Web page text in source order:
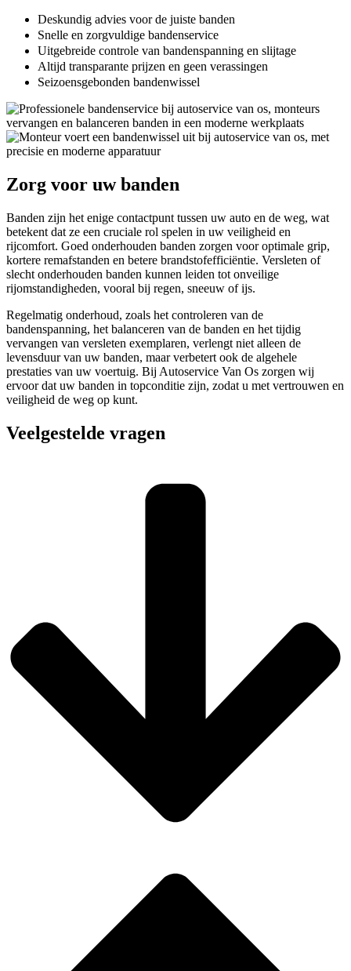
Deskundig advies voor de juiste banden
Snelle en zorgvuldige bandenservice
Uitgebreide controle van bandenspanning en slijtage
Altijd transparante prijzen en geen verassingen
Seizoensgebonden bandenwissel
Zorg voor uw banden
Banden zijn het enige contactpunt tussen uw auto en de weg, wat
betekent dat ze een cruciale rol spelen in uw veiligheid en
rijcomfort. Goed onderhouden banden zorgen voor optimale grip,
kortere remafstanden en betere brandstofefficiëntie. Versleten of
slecht onderhouden banden kunnen leiden tot onveilige
rijomstandigheden, vooral bij regen, sneeuw of ijs.
Regelmatig onderhoud, zoals het controleren van de
bandenspanning, het balanceren van de banden en het tijdig
vervangen van versleten exemplaren, verlengt niet alleen de
levensduur van uw banden, maar verbetert ook de algehele
prestaties van uw voertuig. Bij Autoservice Van Os zorgen wij
ervoor dat uw banden in topconditie zijn, zodat u met vertrouwen en
veiligheid de weg op kunt.
Veelgestelde vragen